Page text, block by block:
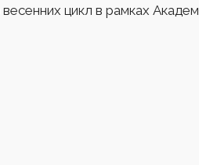
цикл в рамках